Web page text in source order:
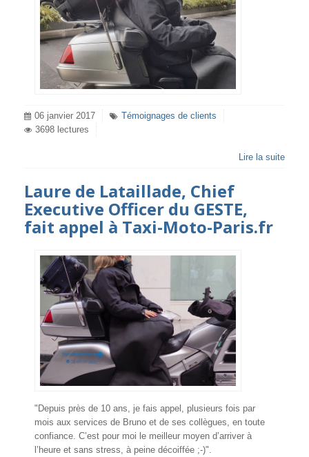
06 janvier 2017
Témoignages de clients
3698 lectures
Lire la suite
Laure de Lataillade, Chief
Executive Officer du GESTE,
fait appel à Taxi-Moto-Paris.fr
"Depuis près de 10 ans, je fais appel, plusieurs fois par
mois aux services de Bruno et de ses collègues, en toute
confiance. C’est pour moi le meilleur moyen d’arriver à
l’heure et sans stress, à peine décoiffée ;-)".